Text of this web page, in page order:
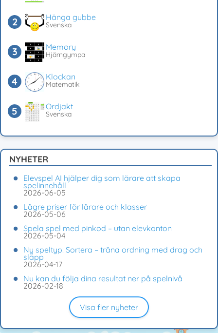
Hänga gubbe
Svenska
Memory
Hjärngympa
Klockan
Matematik
Ordjakt
Svenska
NYHETER
Elevspel AI hjälper dig som lärare att skapa
spelinnehåll
2026-06-05
Lägre priser för lärare och klasser
2026-05-06
Spela spel med pinkod – utan elevkonton
2026-05-04
Ny speltyp: Sortera – träna ordning med drag och
släpp
2026-04-17
Nu kan du följa dina resultat ner på spelnivå
2026-02-18
Visa fler nyheter